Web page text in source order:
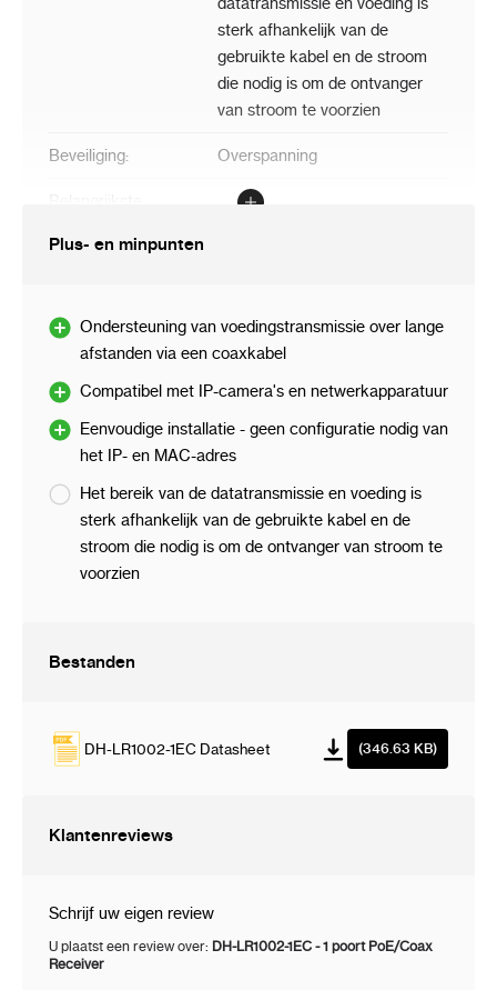
sterk afhankelijk van de
gebruikte kabel en de stroom
die nodig is om de ontvanger
van stroom te voorzien
Beveiliging: Overspanning
Eenvoudige installatie -
geen configuratie nodig
en 3, 6
voedingstransmissie over
lange afstanden via een
coaxkabel
Voeding
Garantie:
Plus- en minpunten
Ondersteuning van voedingstransmissie over lange
afstanden via een coaxkabel
Compatibel met IP-camera's en netwerkapparatuur
Eenvoudige installatie - geen configuratie nodig van
het IP- en MAC-adres
Het bereik van de datatransmissie en voeding is
sterk afhankelijk van de gebruikte kabel en de
stroom die nodig is om de ontvanger van stroom te
voorzien
Bestanden
DH-LR1002-1EC Datasheet (346.63 KB)
Klantenreviews
Schrijf uw eigen review
U plaatst een review over: DH-LR1002-1EC - 1 poort PoE/Coax
Receiver